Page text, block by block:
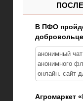
В ПФО
анонимный
анонимного
онлайн. сайт
Агромаркет